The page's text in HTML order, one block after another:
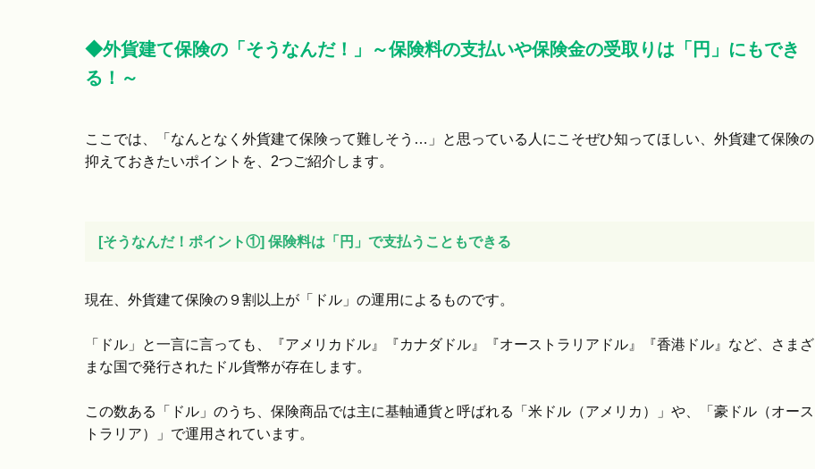
◆外貨建て保険の「そうなんだ！」～保険料の支払いや保険金の受取りは「円」にもでき
る！～
ここでは、「なんとなく外貨建て保険って難しそう…」と思っている人にこそぜひ知ってほしい、外貨建て保険の
抑えておきたいポイントを、2つご紹介します。
[そうなんだ！ポイント①] 保険料は「円」で支払うこともできる
現在、外貨建て保険の９割以上が「ドル」の運用によるものです。
「ドル」と一言に言っても、『アメリカドル』『カナダドル』『オーストラリアドル』『香港ドル』など、さまざ
まな国で発行されたドル貨幣が存在します。
この数ある「ドル」のうち、保険商品では主に基軸通貨と呼ばれる「米ドル（アメリカ）」や、「豪ドル（オース
トラリア）」で運用されています。